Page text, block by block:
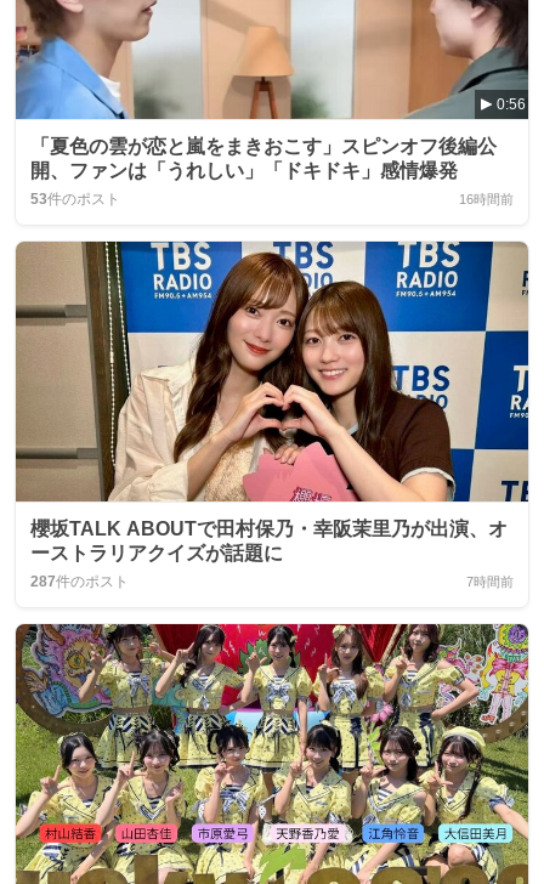
0:56
「夏色の雲が恋と嵐をまきおこす」スピンオフ後編公
開、ファンは「うれしい」「ドキドキ」感情爆発
53件のポスト 16時間前
櫻坂TALK ABOUTで田村保乃・幸阪茉里乃が出演、オ
ーストラリアクイズが話題に
287件のポスト 7時間前